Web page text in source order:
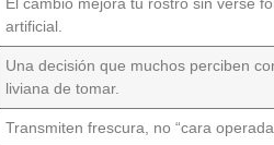
artificial.
Una decisión que muchos perciben
liviana de tomar.
Transmiten frescura, no “cara